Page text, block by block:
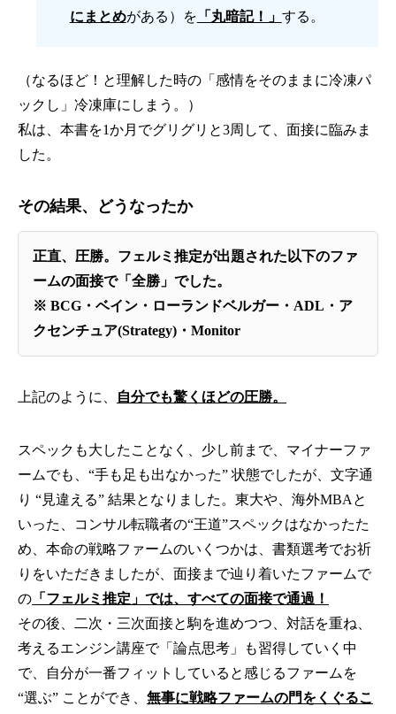
にまとめがある）を 「丸暗記！」 する。
（なるほど！と理解した時の「感情をそのままに冷凍パ
ックし」冷凍庫にしまう。）
私は、本書を1か月でグリグリと3周して、面接に臨みま
した。
その結果、どうなったか
正直、圧勝。フェルミ推定が出題された以下のファ
ームの面接で「全勝」でした。
※ BCG・ベイン・ローランドベルガー・ADL・ア
クセンチュア(Strategy)・Monitor
上記のように、 自分でも驚くほどの圧勝。
スペックも大したことなく、少し前まで、マイナーファ
ームでも、“手も足も出なかった” 状態でしたが、文字通
り “見違える” 結果となりました。東大や、海外MBAと
いった、コンサル転職者の“王道”スペックはなかったた
め、本命の戦略ファームのいくつかは、書類選考でお祈
りをいただきましたが、面接まで辿り着いたファームで
の 「フェルミ推定」では、すべての面接で通過！
その後、二次・三次面接と駒を進めつつ、対話を重ね、
考えるエンジン講座で「論点思考」も習得していく中
で、自分が一番フィットしていると感じるファームを
“選ぶ” ことができ、 無事に戦略ファームの門をくぐるこ